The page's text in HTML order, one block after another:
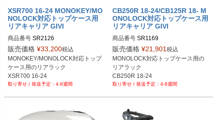
XSR700 16-24 MONOKEY/MO
NOLOCK対応トップケース用
リアキャリア GIVI
商品番号 SR2126
販売価格 ¥33,200税込
MONOKEY/MONOLOCK対応トップ
ケース用のリアラック
XSR700 16-24
4-8週間
CB250R 18-24/CB125R 18- M
ONOLOCK対応トップケース用
リアキャリア GIVI
商品番号 SR1169
販売価格 ¥21,901 税込
MONOLOCK対応トップケース用の
リアラック
CB250R 18-24
CB125R 18-
4-8週間